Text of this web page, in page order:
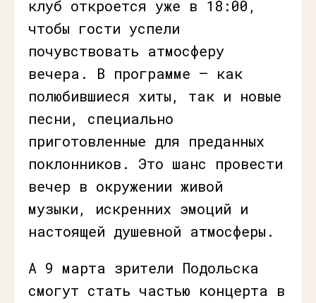
клуб откроется уже в 18:00,
чтобы гости успели
почувствовать атмосферу
вечера. В программе — как
полюбившиеся хиты, так и новые
песни, специально
приготовленные для преданных
поклонников. Это шанс провести
вечер в окружении живой
музыки, искренних эмоций и
настоящей душевной атмосферы.
А 9 марта зрители Подольска
смогут стать частью концерта в